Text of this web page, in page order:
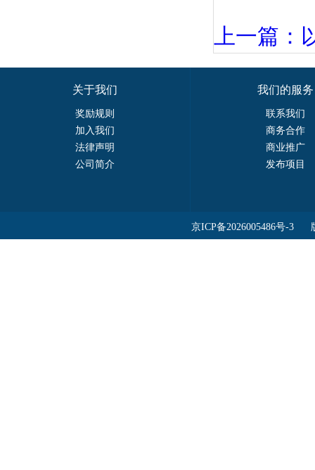
上一篇：
关于我们
奖励规则
加入我们
法律声明
公司简介
我们的服务
联系我们
商务合作
商业推广
发布项目
京ICP备2026005486号-3